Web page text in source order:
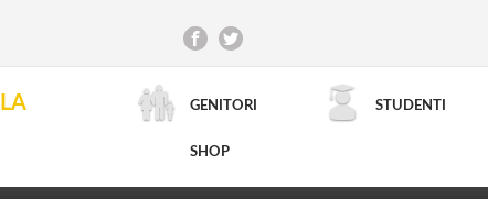
GENITORI STUDENTI
SHOP
E RECLUTAMENTO CONTRATTO DI LAVORO
DI DOCENZA SCUOLA E TERRITORIO
RICERCA AVANZATA